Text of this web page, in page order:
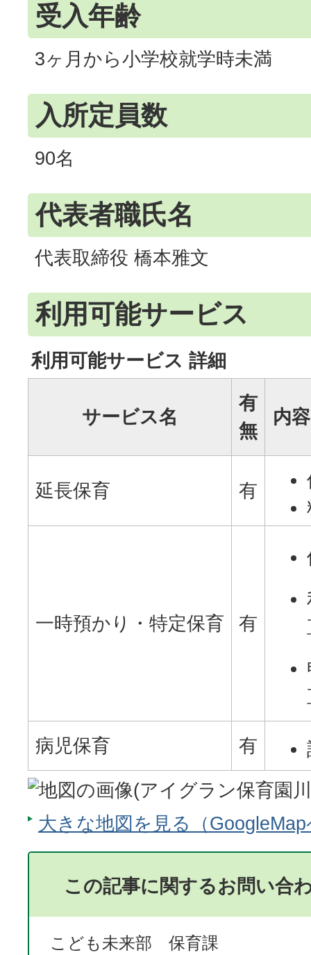
受入年齢
3ヶ月から小学校就学時未満
入所定員数
90名
代表者職氏名
代表取締役 橋本雅文
利用可能サービス
利用可能サービス 詳細
サービス名
有
無
内
延長保育 有
一時預かり・特定保育 有
病児保育 有
大きな地図を見る（
この記事に関するお問い合
こども未来部 保育課